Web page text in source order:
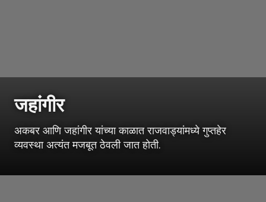
जहांगीर
अकबर आणि जहांगीर यांच्या काळात राजवाड्यांमध्ये गुप्तहेर
व्यवस्था अत्यंत मजबूत ठेवली जात होती.